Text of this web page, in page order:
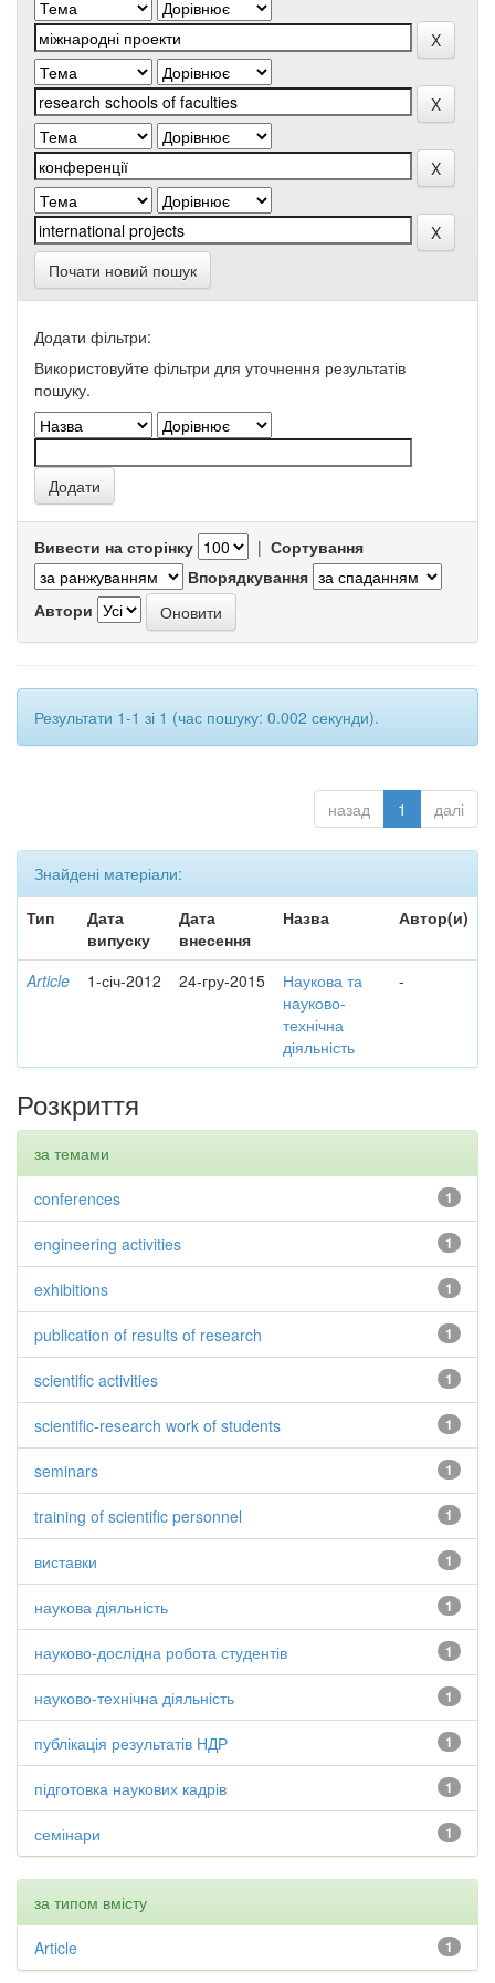
Почати новий пошук
Додати фільтри:
Використовуйте фільтри для уточнення результатів
пошуку.
Вивести на сторінку | Сортування
Впорядкування
Автори
Результати 1-1 зі 1 (час пошуку: 0.002 секунди).
назад 1 далі
Знайдені матеріали:
Тип
Дата
випуску
Дата
внесення
Назва Автор(и)
Article 1-січ-2012 24-гру-2015
Наукова та
науково-
технічна
діяльність
-
Розкриття
за темами
1
conferences
1
engineering activities
1
exhibitions
1
publication of results of research
1
scientific activities
1
scientific-research work of students
1
seminars
1
training of scientific personnel
1
виставки
1
наукова діяльність
1
науково-дослідна робота студентів
1
науково-технічна діяльність
1
публікація результатів НДР
1
підготовка наукових кадрів
1
семінари
за типом вмісту
1
Article